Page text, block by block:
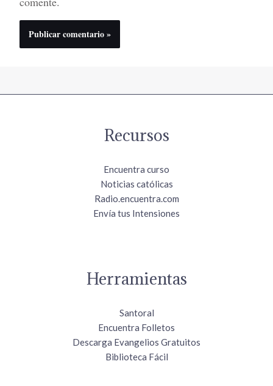
Recursos
Encuentra curso
Noticias católicas
Radio.encuentra.com
Envía tus Intensiones
Herramientas
Santoral
Encuentra Folletos
Descarga Evangelios Gratuitos
Biblioteca Fácil